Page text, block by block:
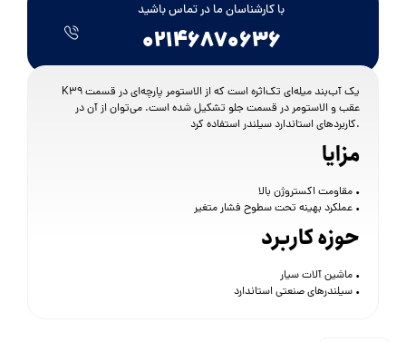
با کارشناسان ما در تماس باشید
۰۲۱۴۶۸۷۰۶۳۶
K39 یک آب‌بند میله‌ای تک‌اثره است که از الاستومر پارچه‌ای در قسمت
عقب و الاستومر در قسمت جلو تشکیل شده است. می‌توان از آن در
کاربردهای استاندارد سیلندر استفاده کرد.
مزایا
• مقاومت اکستروژن بالا
• عملکرد بهینه تحت سطوح فشار متغیر
حوزه کاربرد
• ماشین آلات سیار
• سیلندرهای صنعتی استاندارد